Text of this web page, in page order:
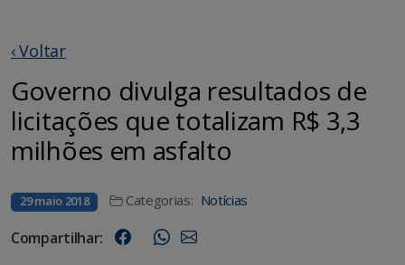
‹ Voltar
Governo divulga resultados de
licitações que totalizam R$ 3,3
milhões em asfalto
29 maio 2018 Categorias: Notícias
Compartilhar: